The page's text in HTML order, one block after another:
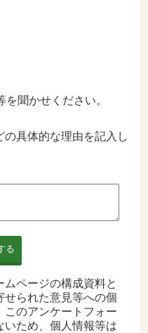
聞かせください。
具体的な理由を記入し
る
ページの構成資料と
せられた意見等への個
このアンケートフォー
いため、個人情報等は